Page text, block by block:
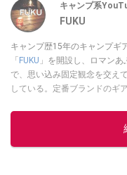
キャンプ系
FUKU
キャンプ歴15年のキャンプギ
「FUKU 」を開設し、ロマン
で、思い込み固定観念を交え
している。定番ブランドのギ